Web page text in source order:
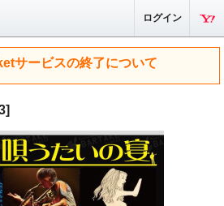
ログイン
サービスの終了について